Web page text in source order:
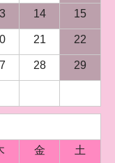
14 15
21 22
28 29
金 土